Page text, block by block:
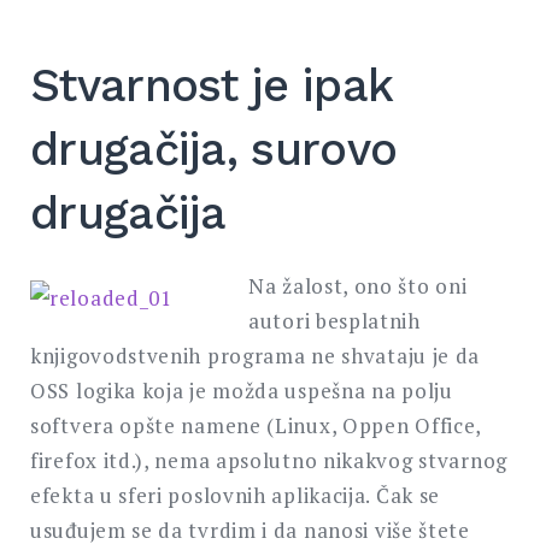
Stvarnost je ipak
drugačija, surovo
drugačija
Na žalost, ono što oni
autori besplatnih
knjigovodstvenih programa ne shvataju je da
OSS logika koja je možda uspešna na polju
softvera opšte namene (Linux, Oppen Office,
firefox itd.), nema apsolutno nikakvog stvarnog
efekta u sferi poslovnih aplikacija. Čak se
usuđujem se da tvrdim i da nanosi više štete